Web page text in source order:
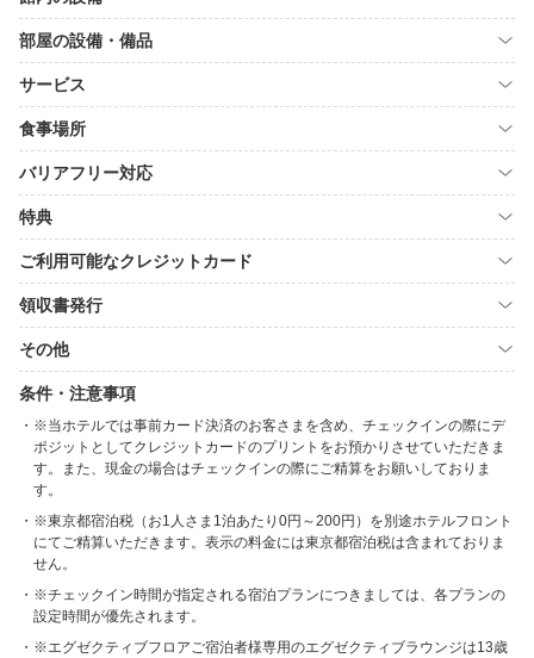
部屋の設備・備品
サービス
食事場所
バリアフリー対応
特典
ご利用可能なクレジットカード
領収書発行
その他
条件・注意事項
※当ホテルでは事前カード決済のお客さまを含め、チェックインの際にデ
ポジットとしてクレジットカードのプリントをお預かりさせていただきま
す。また、現金の場合はチェックインの際にご精算をお願いしておりま
す。
※東京都宿泊税（お1人さま1泊あたり0円～200円）を別途ホテルフロント
にてご精算いただきます。表示の料金には東京都宿泊税は含まれておりま
せん。
※チェックイン時間が指定される宿泊プランにつきましては、各プランの
設定時間が優先されます。
※エグゼクティブフロアご宿泊者様専用のエグゼクティブラウンジは13歳